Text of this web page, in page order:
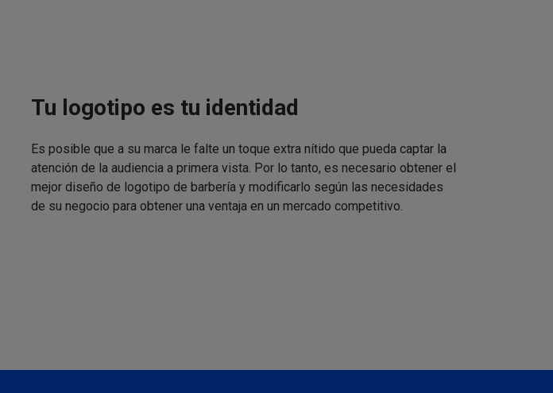
Tu logotipo es tu identidad
Es posible que a su marca le falte un toque extra nítido que pueda captar la
atención de la audiencia a primera vista. Por lo tanto, es necesario obtener el
mejor diseño de logotipo de barbería y modificarlo según las necesidades
de su negocio para obtener una ventaja en un mercado competitivo.